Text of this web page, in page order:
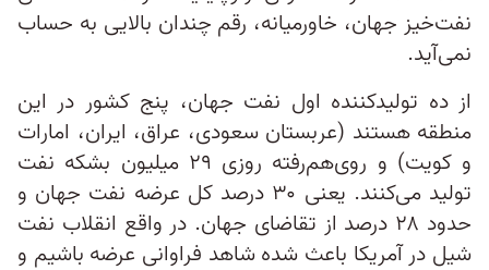
نفت‌خیز جهان، خاورمیانه، رقم چندان بالایی به حساب
نمی‌آید.
از ده تولیدکننده اول نفت جهان، پنج کشور در این
منطقه هستند (عربستان سعودی، عراق، ایران، امارات
و کویت) و روی‌هم‌رفته روزی ۲۹ میلیون بشکه نفت
تولید می‌کنند. یعنی ۳۰ درصد کل عرضه نفت جهان و
حدود ۲۸ درصد از تقاضای جهان. در واقع انقلاب نفت
شیل در آمریکا باعث شده شاهد فراوانی عرضه باشیم و